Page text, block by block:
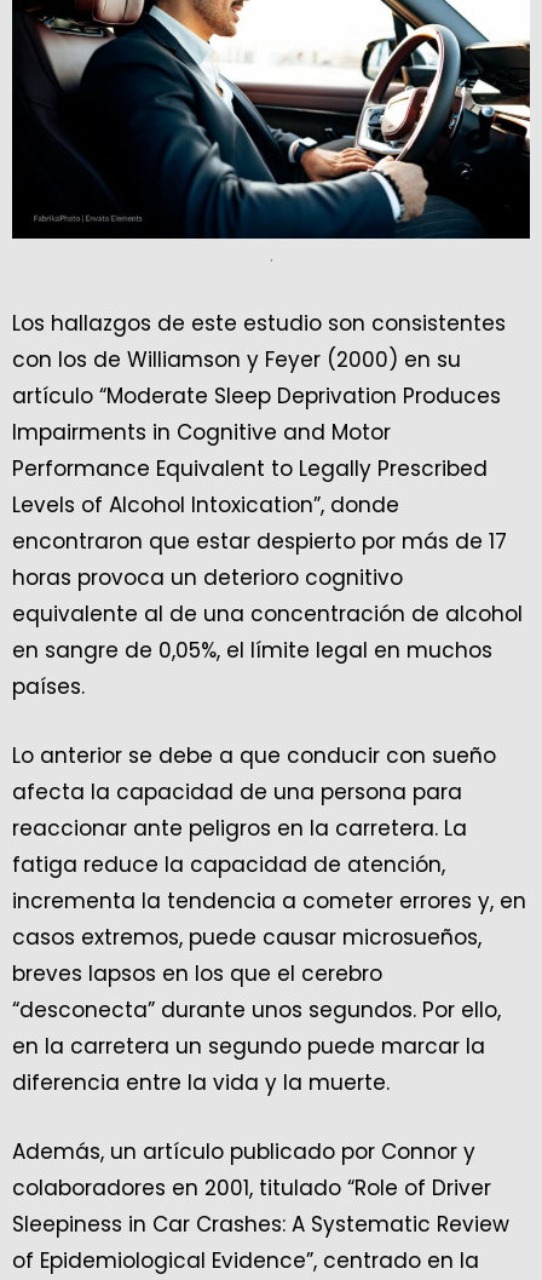
.
Los hallazgos de este estudio son consistentes
con los de Williamson y Feyer (2000) en su
artículo “Moderate Sleep Deprivation Produces
Impairments in Cognitive and Motor
Performance Equivalent to Legally Prescribed
Levels of Alcohol Intoxication”, donde
encontraron que estar despierto por más de 17
horas provoca un deterioro cognitivo
equivalente al de una concentración de alcohol
en sangre de 0,05%, el límite legal en muchos
países.
Lo anterior se debe a que conducir con sueño
afecta la capacidad de una persona para
reaccionar ante peligros en la carretera. La
fatiga reduce la capacidad de atención,
incrementa la tendencia a cometer errores y, en
casos extremos, puede causar microsueños,
breves lapsos en los que el cerebro
“desconecta” durante unos segundos. Por ello,
en la carretera un segundo puede marcar la
diferencia entre la vida y la muerte.
Además, un artículo publicado por Connor y
colaboradores en 2001, titulado “Role of Driver
Sleepiness in Car Crashes: A Systematic Review
of Epidemiological Evidence”, centrado en la